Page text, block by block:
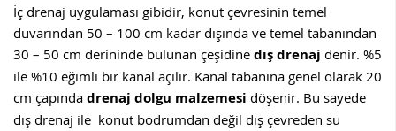
İç drenaj uygulaması gibidir, konut çevresinin temel
duvarından 50 – 100 cm kadar dışında ve temel tabanından
30 – 50 cm derininde bulunan çeşidine dış drenaj denir. %5
ile %10 eğimli bir kanal açılır. Kanal tabanına genel olarak 20
cm çapında drenaj dolgu malzemesi döşenir. Bu sayede
dış drenaj ile konut bodrumdan değil dış çevreden su